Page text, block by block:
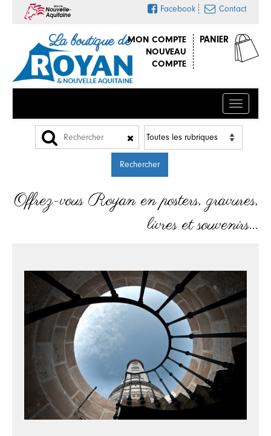
Facebook Contact
La boutique de PANIER
MON COMPTE
NOUVEAU
COMPTE
Menu
Offrez-vous Royan en posters, gravures,
livres et souvenirs…